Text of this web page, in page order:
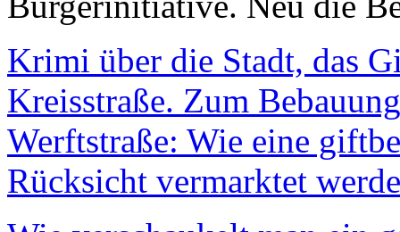
Krimi über die Stadt, das
Kreisstraße. Zum
Werftstraße: Wie eine
Rücksicht vermarktet